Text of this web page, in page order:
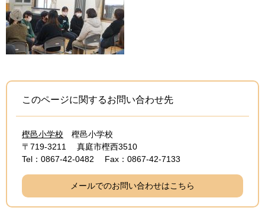
このページに関するお問い合わせ先
樫邑小学校
樫邑小学校
〒719-3211
真庭市樫西3510
Tel：0867-42-0482
Fax：0867-42-7133
メールでのお問い合わせはこちら